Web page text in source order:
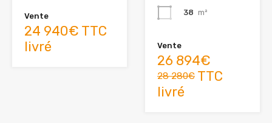
Vente
24 940€ TTC
livré
38 m²
Vente
26 894€
28 280€ TTC
livré